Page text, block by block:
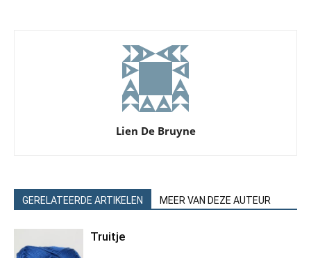
Lien De Bruyne
GERELATEERDE ARTIKELEN MEER VAN DEZE AUTEUR
Truitje